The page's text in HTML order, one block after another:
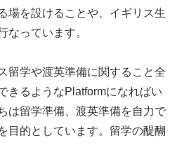
場を設けることや、イギリス生
なっています。
留学や渡英準備に関すること全
きるようなPlatformになればい
は留学準備、渡英準備を自力で
目的としています。留学の醍醐